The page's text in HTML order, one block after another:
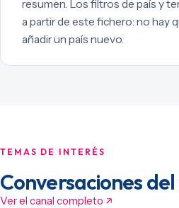
resumen. Los filtros de país y
a partir de este fichero: no hay
añadir un país nuevo.
TEMAS DE INTERÉS
Conversaciones
Ver el canal completo